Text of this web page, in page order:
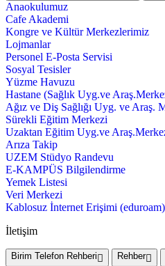
Anaokulumuz
Cafe Akademi
Kongre ve Kültür Merkezlerimiz
Lojmanlar
Personel E-Posta Servisi
Sosyal Tesisler
Yüzme Havuzu
Hastane (Sağlık Uyg.ve
Ağız ve Diş Sağlığı Uyg. ve Araş.
Sürekli Eğitim Merkezi
Uzaktan Eğitim Uyg.ve
Arıza Takip
UZEM Stüdyo Randevu
E-KAMPÜS Bilgilendirme
Yemek Listesi
Veri Merkezi
Kablosuz İnternet Erişimi (eduroam)
İletişim
Birim Telefon Rehberi Rehber